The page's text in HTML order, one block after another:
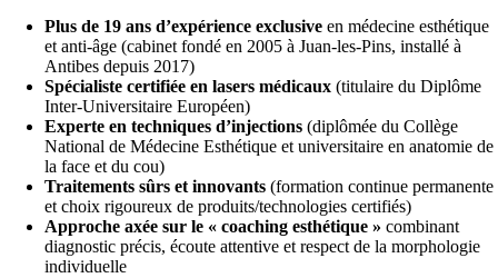
Plus de 19 ans d’expérience exclusive en médecine esthétique
et anti-âge (cabinet fondé en 2005 à Juan-les-Pins, installé à
Antibes depuis 2017)
Spécialiste certifiée en lasers médicaux (titulaire du Diplôme
Inter-Universitaire Européen)
Experte en techniques d’injections (diplômée du Collège
National de Médecine Esthétique et universitaire en anatomie de
la face et du cou)
Traitements sûrs et innovants (formation continue permanente
et choix rigoureux de produits/technologies certifiés)
Approche axée sur le « coaching esthétique » combinant
diagnostic précis, écoute attentive et respect de la morphologie
individuelle